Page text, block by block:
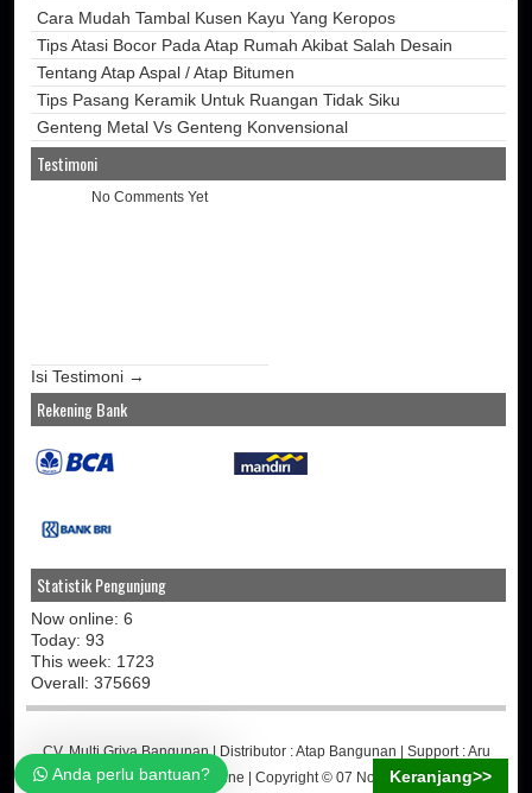
Anda perlu bantuan?
Cara Mudah Tambal Kusen Kayu Yang Keropos
Tips Atasi Bocor Pada Atap Rumah Akibat Salah Desain
Tentang Atap Aspal / Atap Bitumen
Tips Pasang Keramik Untuk Ruangan Tidak Siku
Genteng Metal Vs Genteng Konvensional
Testimoni
No Comments Yet
Isi Testimoni →
Rekening Bank
Statistik Pengunjung
Now online: 6
Today: 93
This week: 1723
Overall: 375669
CV. Multi Griya Bangunan| Distributor :Atap Bangunan | Support :Aru
Martino-Jasa Toko Online | Copyright © 07 November 2014
Keranjang>>